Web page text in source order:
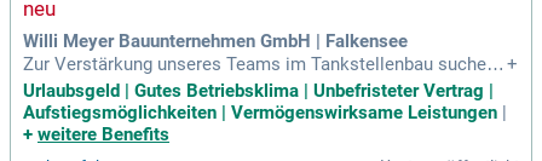
Willi Meyer Bauunternehmen GmbH | Falkensee
Zur Verstärkung unseres Teams im Tankstellenbau suchen
wir in Falkensee eine*n Baumaschinist*in (m/w/d). Sie bedi
enen moderne Baumaschinen wie Kettenbagger und Radlad
er und sind für deren Pflege und Wartung verantwortlich. Wir
+
Urlaubsgeld | Gutes Betriebsklima | Unbefristeter Vertrag |
Aufstiegsmöglichkeiten | Vermögenswirksame Leistungen |
+ weitere Benefits